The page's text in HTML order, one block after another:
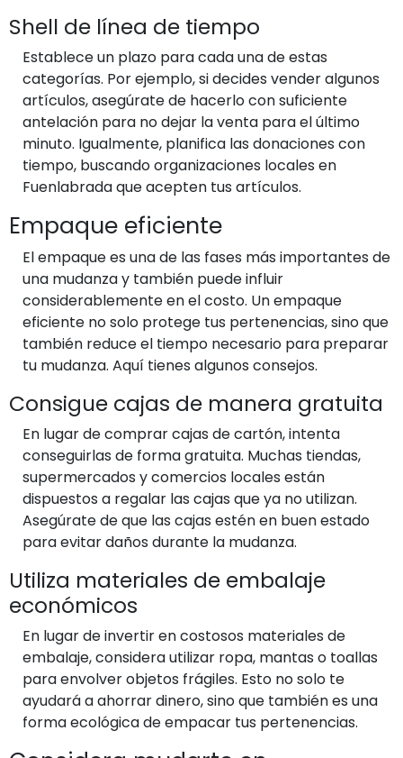
Shell de línea de tiempo
Establece un plazo para cada una de estas
categorías. Por ejemplo, si decides vender algunos
artículos, asegúrate de hacerlo con suficiente
antelación para no dejar la venta para el último
minuto. Igualmente, planifica las donaciones con
tiempo, buscando organizaciones locales en
Fuenlabrada que acepten tus artículos.
Empaque eficiente
El empaque es una de las fases más importantes de
una mudanza y también puede influir
considerablemente en el costo. Un empaque
eficiente no solo protege tus pertenencias, sino que
también reduce el tiempo necesario para preparar
tu mudanza. Aquí tienes algunos consejos.
Consigue cajas de manera gratuita
En lugar de comprar cajas de cartón, intenta
conseguirlas de forma gratuita. Muchas tiendas,
supermercados y comercios locales están
dispuestos a regalar las cajas que ya no utilizan.
Asegúrate de que las cajas estén en buen estado
para evitar daños durante la mudanza.
Utiliza materiales de embalaje
económicos
En lugar de invertir en costosos materiales de
embalaje, considera utilizar ropa, mantas o toallas
para envolver objetos frágiles. Esto no solo te
ayudará a ahorrar dinero, sino que también es una
forma ecológica de empacar tus pertenencias.